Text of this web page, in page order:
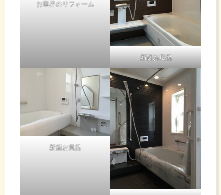
お風呂のリフォーム
新築お風呂
新築お風呂